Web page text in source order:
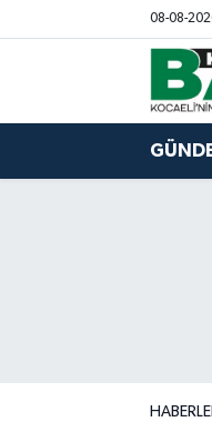
08-08-
Kocaeli Nöbetçi
Kocaeli Hava